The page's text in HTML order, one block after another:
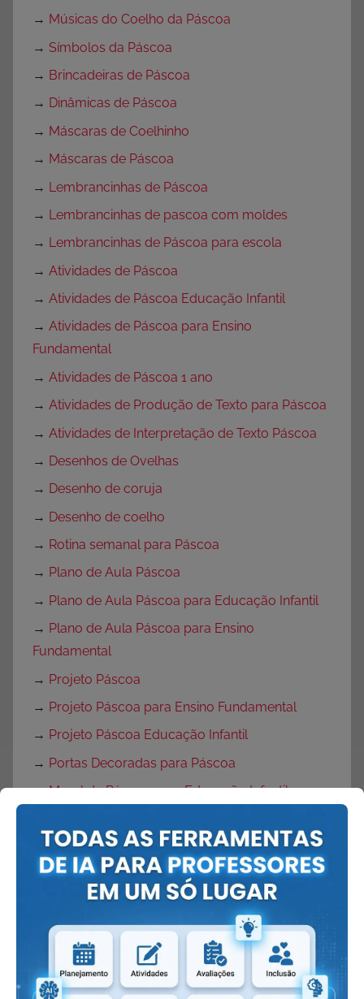
→ Músicas do Coelho da Páscoa
→ Símbolos da Páscoa
→ Brincadeiras de Páscoa
→ Dinâmicas de Páscoa
→ Máscaras de Coelhinho
→ Máscaras de Páscoa
→ Lembrancinhas de Páscoa
→ Lembrancinhas de pascoa com moldes
→ Lembrancinhas de Páscoa para escola
→ Atividades de Páscoa
→ Atividades de Páscoa Educação Infantil
→ Atividades de Páscoa para Ensino
Fundamental
→ Atividades de Páscoa 1 ano
→ Atividades de Produção de Texto para Páscoa
→ Atividades de Interpretação de Texto Páscoa
→ Desenhos de Ovelhas
→ Desenho de coruja
→ Desenho de coelho
→ Rotina semanal para Páscoa
→ Plano de Aula Páscoa
→ Plano de Aula Páscoa para Educação Infantil
→ Plano de Aula Páscoa para Ensino
Fundamental
→ Projeto Páscoa
→ Projeto Páscoa para Ensino Fundamental
→ Projeto Páscoa Educação Infantil
→ Portas Decoradas para Páscoa
→Mural de Páscoa para Educação Infantil
→Cartaz de Páscoa
→Decoração de Páscoa
O que fazer no primeiro dia de aula?
→Dicas Volta às Aulas